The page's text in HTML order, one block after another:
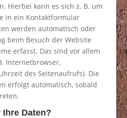
Hierbei kann es sich z. B. um
in ein Kontaktformular
werden automatisch oder
beim Besuch der Website
erfasst. Das sind vor allem
Internetbrowser,
des Seitenaufrufs). Die
erfolgt automatisch, sobald
Daten?